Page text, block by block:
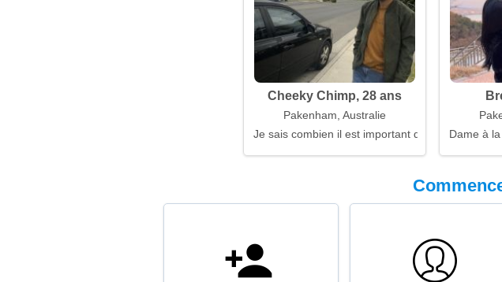
Cheeky Chimp, 28 ans
Pakenham, Australie
Je sais combien il est important de resterDame à